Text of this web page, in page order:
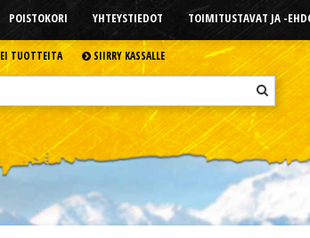
POISTOKORI YHTEYSTIEDOT TOIMITUSTAVAT JA -
EI TUOTTEITA SIIRRY KASSALLE